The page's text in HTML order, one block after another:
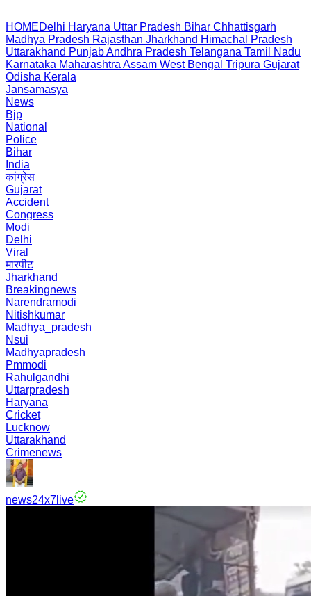
HOMEDelhi Haryana Uttar Pradesh Bihar Chhattisgarh
Madhya Pradesh Rajasthan Jharkhand Himachal Pradesh
Uttarakhand PunjabAndhra Pradesh Telangana Tamil Nadu
Karnataka Maharashtra Assam West Bengal Tripura Gujarat
Odisha Kerala
Jansamasya
News
Bjp
National
Police
Bihar
India
कांग्रेस
Gujarat
Accident
Congress
Modi
Delhi
Viral
मारपीट
Jharkhand
Breakingnews
Narendramodi
Nitishkumar
Madhya_pradesh
Nsui
Madhyapradesh
Pmmodi
Rahulgandhi
Uttarpradesh
Haryana
Cricket
Lucknow
Uttarakhand
Crimenews
news24x7live